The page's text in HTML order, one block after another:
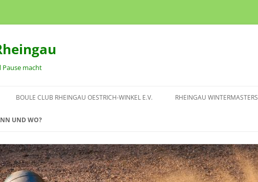
Pause macht
BOULE CLUB RHEINGAU OESTRICH-WINKEL E.V.
VORSTAND
RHEINGAU OESTRICH-WINKEL E.V.
ANTRAG AUF MITGLIEDSCHAFT
RHEINGAU WINTERMASTERS
RHEINGAU WM 2024/2025
UND WO?